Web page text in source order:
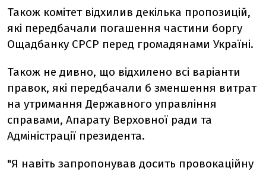
Також комітет відхилив декілька пропозицій,
які передбачали погашення частини боргу
Ощадбанку СРСР перед громадянами Україні.
Також не дивно, що відхилено всі варіанти
правок, які передбачали б зменшення витрат
на утримання Державного управління
справами, Апарату Верховної ради та
Адміністрації президента.
"Я навіть запропонував досить провокаційну